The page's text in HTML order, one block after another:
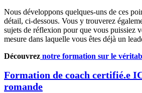
Nous développons quelques-uns de ces
détail, ci-dessous. Vous y trouverez
sujets de réflexion pour que vous puissiez
mesure dans laquelle vous êtes déjà un
Découvrez notre formation sur le
Formation de coach certifié.e
romande